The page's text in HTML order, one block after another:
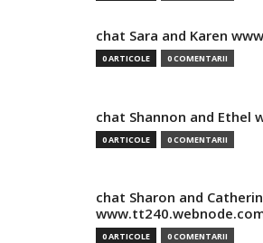
chat Sara and Karen
0 ARTICOLE 0 COMENTARII
chat Shannon and Ethel
0 ARTICOLE 0 COMENTARII
chat Sharon and
0 ARTICOLE 0 COMENTARII